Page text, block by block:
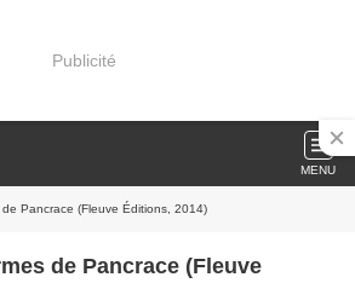
Publicité
MENU
Pancrace (Fleuve Éditions, 2014)
de Pancrace (Fleuve